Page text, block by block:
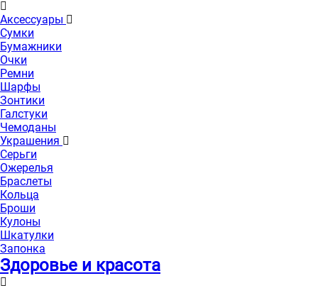
Аксессуары
Сумки
Бумажники
Очки
Ремни
Шарфы
Зонтики
Галстуки
Чемоданы
Украшения
Серьги
Ожерелья
Браслеты
Кольца
Броши
Кулоны
Шкатулки
Запонка
Здоровье и красота